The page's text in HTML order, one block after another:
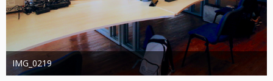
IMG_0219
joachimschwanter
9. Oktober 2023